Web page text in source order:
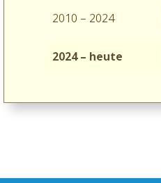
2010 – 2024
2024 – heute